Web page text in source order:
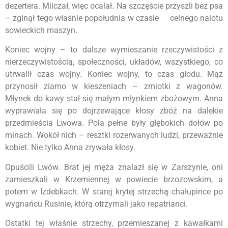
dezertera. Milczał, więc ocalał. Na szczęście przyszli bez psa
– zginął tego właśnie popołudnia w czasie celnego nalotu
sowieckich maszyn.
Koniec wojny – to dalsze wymieszanie rzeczywistości z
nierzeczywistością, społeczności, układów, wszystkiego, co
utrwalił czas wojny. Koniec wojny, to czas głodu. Mąż
przynosił ziarno w kieszeniach – zmiotki z wagonów.
Młynek do kawy stał się małym młynkiem zbożowym. Anna
wyprawiała się po dojrzewające kłosy zbóż na dalekie
przedmieścia Lwowa. Pola pełne były głębokich dołów po
minach. Wokół nich – resztki rozerwanych ludzi, przeważnie
kobiet. Nie tylko Anna zrywała kłosy.
Opuścili Lwów. Brat jej męża znalazł się w Zarszynie, oni
zamieszkali w Krzemiennej w powiecie brzozowskim, a
potem w Izdebkach. W starej krytej strzechą chałupince po
wygnańcu Rusinie, którą otrzymali jako repatrianci.
Ostatki tej właśnie strzechy, przemieszanej z kawałkami